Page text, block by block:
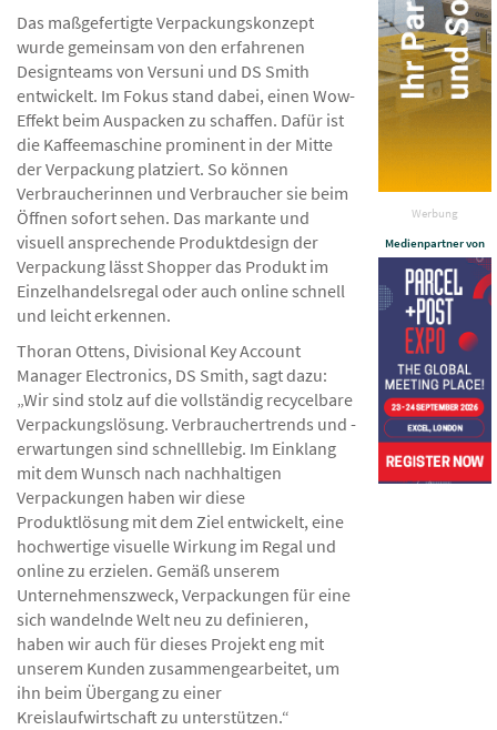
Werbung
Medienpartner von
Das maßgefertigte Verpackungskonzept
wurde gemeinsam von den erfahrenen
Designteams von Versuni und DS Smith
entwickelt. Im Fokus stand dabei, einen Wow-
Effekt beim Auspacken zu schaffen. Dafür ist
die Kaffeemaschine prominent in der Mitte
der Verpackung platziert. So können
Verbraucherinnen und Verbraucher sie beim
Öffnen sofort sehen. Das markante und
visuell ansprechende Produktdesign der
Verpackung lässt Shopper das Produkt im
Einzelhandelsregal oder auch online schnell
und leicht erkennen.
Thoran Ottens, Divisional Key Account
Manager Electronics, DS Smith, sagt dazu:
„Wir sind stolz auf die vollständig recycelbare
Verpackungslösung. Verbrauchertrends und -
erwartungen sind schnelllebig. Im Einklang
mit dem Wunsch nach nachhaltigen
Verpackungen haben wir diese
Produktlösung mit dem Ziel entwickelt, eine
hochwertige visuelle Wirkung im Regal und
online zu erzielen. Gemäß unserem
Unternehmenszweck, Verpackungen für eine
sich wandelnde Welt neu zu definieren,
haben wir auch für dieses Projekt eng mit
unserem Kunden zusammengearbeitet, um
ihn beim Übergang zu einer
Kreislaufwirtschaft zu unterstützen.“